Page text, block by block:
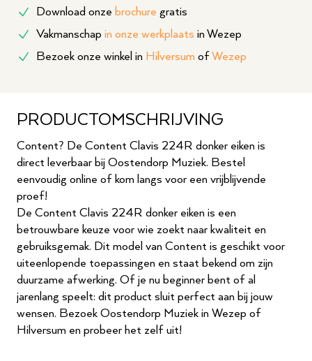
Download onze brochure gratis
Vakmanschap in onze werkplaats in Wezep
Bezoek onze winkel in Hilversum of Wezep
PRODUCTOMSCHRIJVING
Content? De Content Clavis 224R donker eiken is
direct leverbaar bij Oostendorp Muziek. Bestel
eenvoudig online of kom langs voor een vrijblijvende
proef!
De Content Clavis 224R donker eiken is een
betrouwbare keuze voor wie zoekt naar kwaliteit en
gebruiksgemak. Dit model van Content is geschikt voor
uiteenlopende toepassingen en staat bekend om zijn
duurzame afwerking. Of je nu beginner bent of al
jarenlang speelt: dit product sluit perfect aan bij jouw
wensen. Bezoek Oostendorp Muziek in Wezep of
Hilversum en probeer het zelf uit!